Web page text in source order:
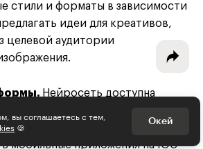
стили и форматы в зависимости
идеи для креативов,
целевой аудитории
Нейросеть доступна
с виртуальным
мобильные приложения на iOS
вы соглашаетесь с тем,
🍪 Окей